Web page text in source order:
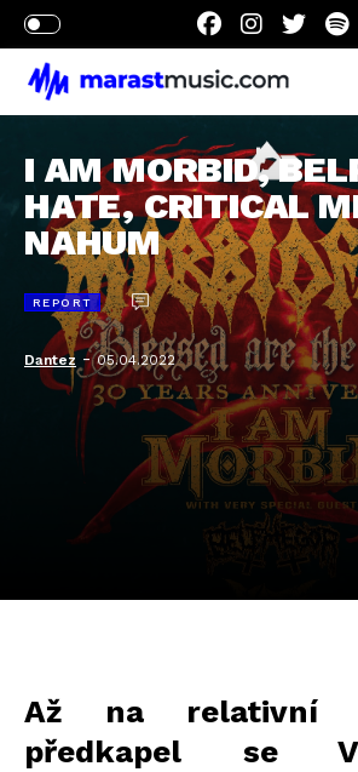
I AM MORBID,
HATE, CRITICAL
NAHUM
REPORT
Dantez-05.04.2022
Až na relativní
předkapel se